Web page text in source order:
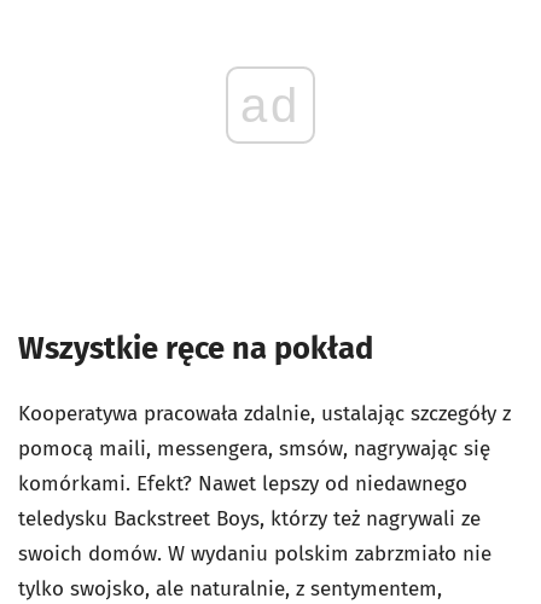
ad
Wszystkie ręce na pokład
Kooperatywa pracowała zdalnie, ustalając szczegóły z
pomocą maili, messengera, smsów, nagrywając się
komórkami. Efekt? Nawet lepszy od niedawnego
teledysku Backstreet Boys, którzy też nagrywali ze
swoich domów. W wydaniu polskim zabrzmiało nie
tylko swojsko, ale naturalnie, z sentymentem,